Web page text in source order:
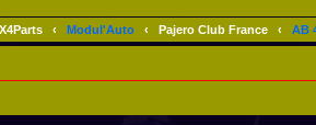
‹ Modul'Auto ‹ Pajero Club France ‹ AB